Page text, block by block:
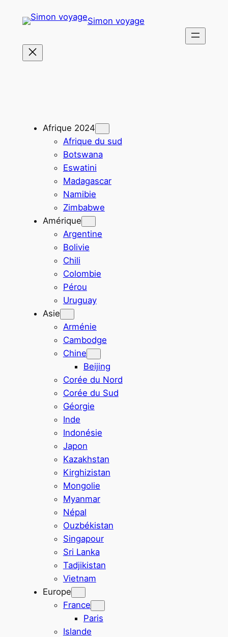
Simon voyage
Afrique 2024
Afrique du sud
Botswana
Eswatini
Madagascar
Namibie
Zimbabwe
Amérique
Argentine
Bolivie
Chili
Colombie
Pérou
Uruguay
Asie
Arménie
Cambodge
Chine
Beijing
Corée du Nord
Corée du Sud
Géorgie
Inde
Indonésie
Japon
Kazakhstan
Kirghizistan
Mongolie
Myanmar
Népal
Ouzbékistan
Singapour
Sri Lanka
Tadjikistan
Vietnam
Europe
France
Paris
Islande